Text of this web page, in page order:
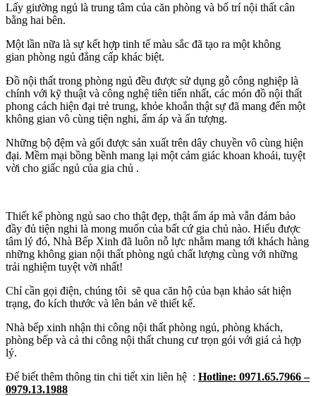
Lấy giường ngủ là trung tâm của căn phòng và bố trí nội thất cân
bằng hai bên.
Một lần nữa là sự kết hợp tinh tế màu sắc đã tạo ra một không
gian phòng ngủ đẳng cấp khác biệt.
Đồ nội thất trong phòng ngủ đều được sử dụng gỗ công nghiệp là
chính với kỹ thuật và công nghệ tiên tiến nhất, các món đồ nội thất
phong cách hiện đại trẻ trung, khỏe khoắn thật sự đã mang đến một
không gian vô cùng tiện nghi, ấm áp và ấn tượng.
Những bộ đệm và gối được sản xuất trên dây chuyền vô cùng hiện
đại. Mềm mại bồng bềnh mang lại một cảm giác khoan khoái, tuyệt
vời cho giấc ngủ của gia chủ .
Thiết kế phòng ngủ sao cho thật đẹp, thật ấm áp mà vẫn đảm bảo
đầy đủ tiện nghi là mong muốn của bất cứ gia chủ nào. Hiểu được
tâm lý đó, Nhà Bếp Xinh đã luôn nỗ lực nhằm mang tới khách hàng
những không gian nội thất phòng ngủ chất lượng cùng với những
trải nghiệm tuyệt vời nhất!
Chỉ cần gọi điện, chúng tôi sẽ qua căn hộ của bạn khảo sát hiện
trạng, đo kích thước và lên bản vẽ thiết kế.
Nhà bếp xinh nhận thi công nội thất phòng ngủ, phòng khách,
phòng bếp và cả thi công nội thất chung cư trọn gói với giá cả hợp
lý.
Để biết thêm thông tin chi tiết xin liên hệ : Hotline: 0971.65.7966 –
0979.13.1988